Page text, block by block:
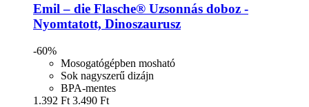
Emil – die Flasche® Uzsonnás doboz -​
Nyomtatott, Dinoszaurusz
-60%
Mosogatógépben mosható
Sok nagyszerű dizájn
BPA-mentes
1.392 Ft 3.490 Ft